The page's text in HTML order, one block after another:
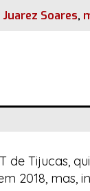
Juarez Soares,
de Tijucas,
2018,